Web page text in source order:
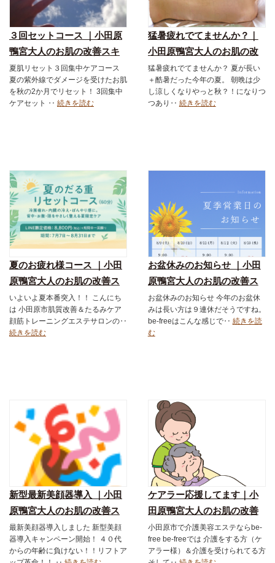
猛暑疲れでてませんか？｜
小田原鴨宮大人のお肌の改
善スキンケアショップ＆エ
ステサロン｜ダーマロジカ
｜お得なメニュー｜フェイ
猛暑疲れでてませんか？ 夏が長い
＋酷暑だった今年の夏。 朝晩は少
し涼しくなりやっと秋？！になりつ
つあり‥ 続きを読む
３回セットコース ｜小田原
鴨宮大人のお肌の改善スキ
ンケアショップ＆エステサ
ロン｜ダーマロジカ｜お得
なメニュー｜フェイシャル
夏肌リセット３回集中ケアコース
夏の紫外線でダメージを受けたお肌
を秋の2か月でリセット！ 3回集中
ケアセット ‥ 続きを読む
お盆休みのお知らせ ｜小田
原鴨宮大人のお肌の改善ス
キンケアショップ＆エステ
サロン｜ダーマロジカ｜お
得なメニュー｜フェイシャ
お盆休みのお知らせ 今年のお盆休
みは長い方は９連休だそうですね。
be-freeはこんな感じで‥ 続きを読
む
夏のお疲れ様コース ｜小田
原鴨宮大人のお肌の改善ス
キンケアショップ＆エステ
サロン｜ダーマロジカ｜お
得なメニュー｜フェイシャ
いよいよ夏本番突入！！ こんにち
は 小田原市肌質改善＆たるみケア
顔筋トレーニングエステサロンの‥
続きを読む
ケアラー応援してます｜小
田原鴨宮大人のお肌の改善
スキンケアショップ＆エス
テサロン｜ダーマロジカ｜
お得なメニュー｜フェイシ
小田原市で介護美容エステならbe-
free be-freeでは 介護をする方（ケ
アラー様）＆介護を受けられてる方
新型最新美顔器導入 ｜小田
原鴨宮大人のお肌の改善ス
キンケアショップ＆エステ
サロン｜ダーマロジカ｜お
得なメニュー｜フェイシャ
最新美顔器導入しました 新型美顔
器導入キャンペーン開始！ ４０代
からの年齢に負けない！！リフトア